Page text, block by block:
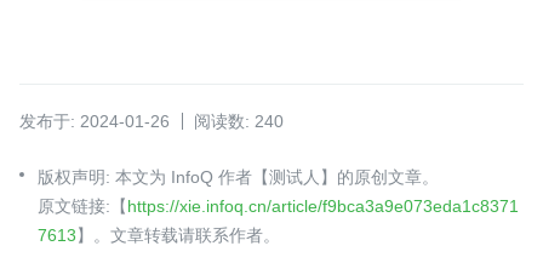
发布于: 2024-01-26 阅读数: 240
版权声明: 本文为 InfoQ 作者【测试人】的原创文章。
原文链接:【https://xie.infoq.cn/article/f9bca3a9e073eda1c8371
7613】。文章转载请联系作者。